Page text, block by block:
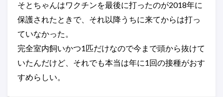
そとちゃんはワクチンを最後に打ったのが2018年に
保護されたときで、それ以降うちに来てからは打っ
ていなかった。
完全室内飼いかつ1匹だけなので今まで頭から抜けて
いたんだけど、それでも本当は年に1回の接種がおす
すめらしい。